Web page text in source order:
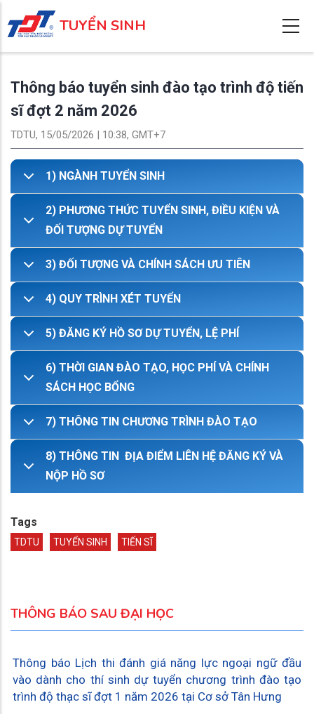
đến
nội
TUYỂN SINH
Thông báo tuyển sinh đào tạo trình độ tiến
sĩ đợt 2 năm 2026
TDTU, 15/05/2026 | 10:38, GMT+7
1) NGÀNH TUYỂN SINH
2) PHƯƠNG THỨC TUYỂN SINH, ĐIỀU KIỆN VÀ
ĐỐI TƯỢNG DỰ TUYỂN
3) ĐỐI TƯỢNG VÀ CHÍNH SÁCH ƯU TIÊN
4) QUY TRÌNH XÉT TUYỂN
5) ĐĂNG KÝ HỒ SƠ DỰ TUYỂN, LỆ PHÍ
6) THỜI GIAN ĐÀO TẠO, HỌC PHÍ VÀ CHÍNH
SÁCH HỌC BỔNG
7) THÔNG TIN CHƯƠNG TRÌNH ĐÀO TẠO
8) THÔNG TIN ĐỊA ĐIỂM LIÊN HỆ ĐĂNG KÝ VÀ
NỘP HỒ SƠ
Tags
TDTU TUYỂN SINH TIẾN SĨ
THÔNG BÁO SAU ĐẠI HỌC
Thông báo Lịch thi đánh giá năng lực ngoại ngữ đầu
vào dành cho thí sinh dự tuyển chương trình đào tạo
trình độ thạc sĩ đợt 1 năm 2026 tại Cơ sở Tân Hưng